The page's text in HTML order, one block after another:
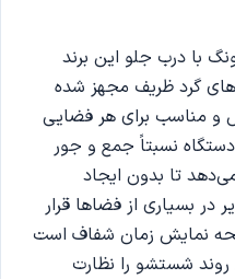
با درب جلو این برند
گرد ظریف مجهز شده
و مناسب برای هر فضایی
دستگاه نسبتاً جمع و جور
تا بدون ایجاد
در بسیاری از فضاها قرار
نمایش زمان شفاف است
روند شستشو را نظارت